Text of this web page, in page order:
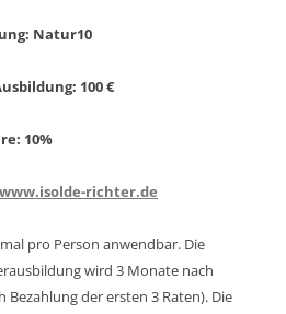
: Natur10
100 €
10%
www.isolde-richter.de
pro Person anwendbar. Die
wird 3 Monate nach
Bezahlung der ersten 3 Raten). Die